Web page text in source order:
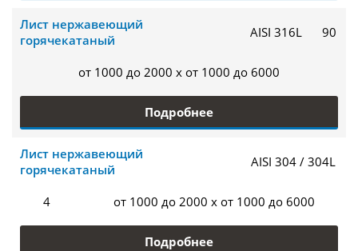
Лист нержавеющий
горячекатаный
AISI 316L 90
от 1000 до 2000 x от 1000 до 6000
Подробнее
Лист нержавеющий
горячекатаный
AISI 304 / 304L
4 от 1000 до 2000 x от 1000 до 6000
Подробнее